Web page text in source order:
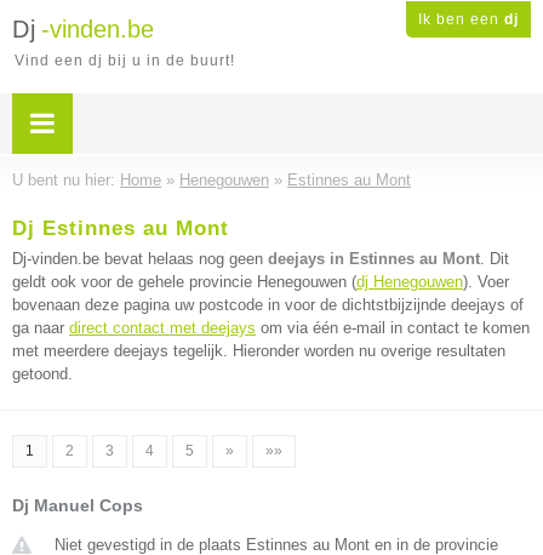
Ik ben een dj
Dj -vinden.be
Vind een dj bij u in de buurt!
U bent nu hier: Home » Henegouwen » Estinnes au Mont
Dj Estinnes au Mont
Dj-vinden.be bevat helaas nog geen deejays in Estinnes au Mont. Dit
geldt ook voor de gehele provincie Henegouwen (dj Henegouwen). Voer
bovenaan deze pagina uw postcode in voor de dichtstbijzijnde deejays of
ga naar direct contact met deejays om via één e-mail in contact te komen
met meerdere deejays tegelijk. Hieronder worden nu overige resultaten
getoond.
1 2 3 4 5 » »»
Dj Manuel Cops
Niet gevestigd in de plaats Estinnes au Mont en in de provincie